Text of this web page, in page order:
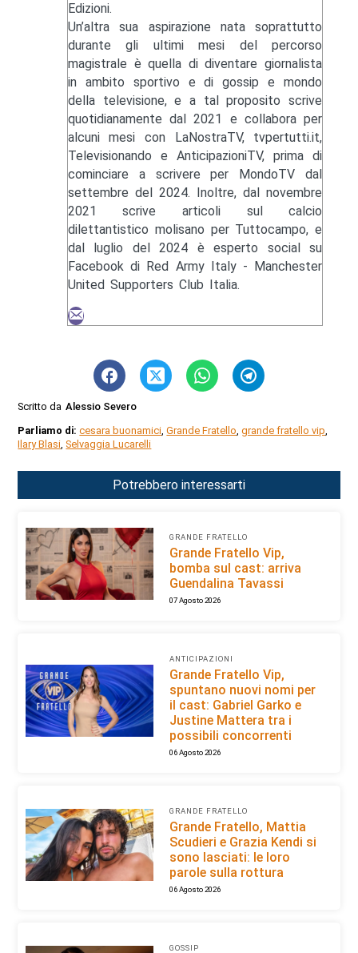
Edizioni.
Un’altra sua aspirazione nata soprattutto
durante gli ultimi mesi del percorso
magistrale è quella di diventare giornalista
in ambito sportivo e di gossip e mondo
della televisione, e a tal proposito scrive
quotidianamente dal 2021 e collabora per
alcuni mesi con LaNostraTV, tvpertutti.it,
Televisionando e AnticipazioniTV, prima di
cominciare a scrivere per MondoTV dal
settembre del 2024. Inoltre, dal novembre
2021 scrive articoli sul calcio
dilettantistico molisano per Tuttocampo, e
dal luglio del 2024 è esperto social su
Facebook di Red Army Italy - Manchester
United Supporters Club Italia.
Scritto da Alessio Severo
Parliamo di:cesara buonamici ,Grande Fratello ,grande fratello vip
Ilary Blasi ,Selvaggia Lucarelli
Potrebbero interessarti
GRANDE FRATELLO
Grande Fratello Vip,
bomba sul cast: arriva
Guendalina Tavassi
07 Agosto 2026
ANTICIPAZIONI
Grande Fratello Vip,
spuntano nuovi nomi per
il cast: Gabriel Garko e
Justine Mattera tra i
possibili concorrenti
06 Agosto 2026
GRANDE FRATELLO
Grande Fratello, Mattia
Scudieri e Grazia Kendi si
sono lasciati: le loro
parole sulla rottura
06 Agosto 2026
GOSSIP